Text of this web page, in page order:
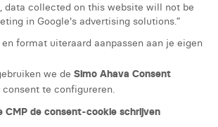
data collected on this website will not be
in Google's advertising solutions.”
format uiteraard aanpassen aan je eigen
we de Simo Ahava Consent
consent te configureren.
CMP de consent‑cookie schrijven